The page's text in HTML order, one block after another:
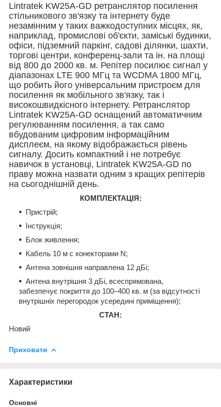
Lintratek KW25A-GD ретранслятор посилення
стільникового зв'язку та інтернету буде
незамінним у таких важкодоступних місцях, як,
наприклад, промислові об'єкти, заміські будинки,
офіси, підземний паркінг, садові ділянки, шахти,
торгові центри, конференц-зали та ін. на площі
від 800 до 2000 кв. м. Репітер посилює сигнал у
діапазонах LTE 900 МГц та WCDMA 1800 МГц,
що робить його універсальним пристроєм для
посилення як мобільного зв'язку, так і
високошвидкісного інтернету. Ретранслятор
Lintratek KW25A-GD оснащений автоматичним
регулюванням посилення, а так само
вбудованим цифровим інформаційним
дисплеєм, на якому відображається рівень
сигналу. Досить компактний і не потребує
навичок в установці, Lintratek KW25A-GD по
праву можна назвати одним з кращих репітерів
на сьогоднішній день.
КОМПЛЕКТАЦІЯ:
Пристрій;
Інструкція;
Блок живлення;
Кабель 10 м с конекторами N;
Антена зовнішня направлена 12 дБі;
Антена внутрішня 3 дБі, всеспрямована,
забезпечує покриття до 100–400 кв. м (за відсутності
внутрішніх перегородок усередині приміщення);
СТАН:
Новий
Приховати
Характеристики
Основні